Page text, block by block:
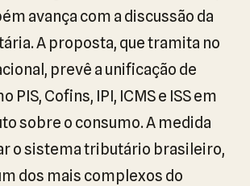
avança com a discussão da
A proposta, que tramita no
prevê a unificação de
PIS, Cofins, IPI, ICMS e ISS em
sobre o consumo. A medida
o sistema tributário brasileiro,
dos mais complexos do